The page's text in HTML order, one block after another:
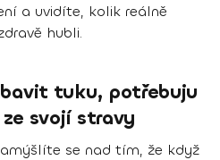
a uvidíte, kolik reálně
hubli.
tuku, potřebuju
svojí stravy
se nad tím, že když